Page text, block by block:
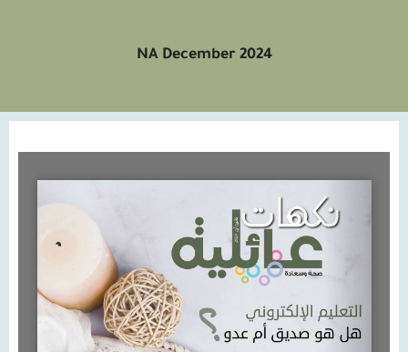
NA December 2024